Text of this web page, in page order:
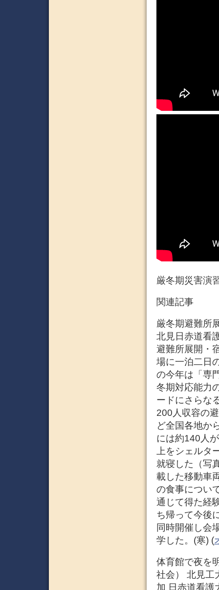
厳冬期災害演
関連記事
厳冬期避難所
北見日赤道看
避難所展開・
場に一泊二日
の今年は「専
冬期対応能力
ードにさらな
200人収容の
ど全国各地か
には約140人
上をシェルタ
就寝した（写
載した移動車
の食事につい
通じて得た経
ち帰って今後
同時開催し会
学した。(寒) (
体育館で夜を
社会） 北見工
加 日赤道看護